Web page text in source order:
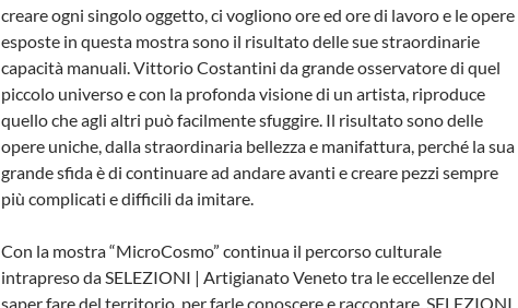
creare ogni singolo oggetto, ci vogliono ore ed ore di lavoro e le opere
esposte in questa mostra sono il risultato delle sue straordinarie
capacità manuali. Vittorio Costantini da grande osservatore di quel
piccolo universo e con la profonda visione di un artista, riproduce
quello che agli altri può facilmente sfuggire. Il risultato sono delle
opere uniche, dalla straordinaria bellezza e manifattura, perché la sua
grande sfida è di continuare ad andare avanti e creare pezzi sempre
più complicati e difficili da imitare.
Con la mostra “MicroCosmo” continua il percorso culturale
intrapreso da SELEZIONI | Artigianato Veneto tra le eccellenze del
saper fare del territorio, per farle conoscere e raccontare. SELEZIONI